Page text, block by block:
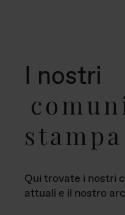
I nostri
stampa
Qui trovate i nostri
attuali e il nostro